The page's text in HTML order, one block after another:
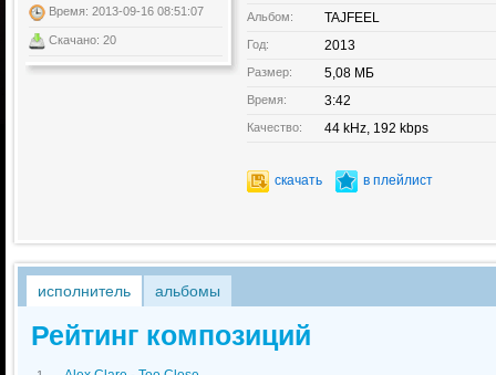
Время: 2013-09-16 08:51:07
Скачано: 20
Альбом: TAJFEEL
Год: 2013
Размер: 5,08 МБ
Время: 3:42
Качество: 44 kHz, 192 kbps
скачать в плейлист
исполнитель альбомы
Рейтинг композиций